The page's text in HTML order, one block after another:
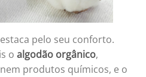
pelo seu conforto.
o algodão orgânico,
produtos químicos, e o